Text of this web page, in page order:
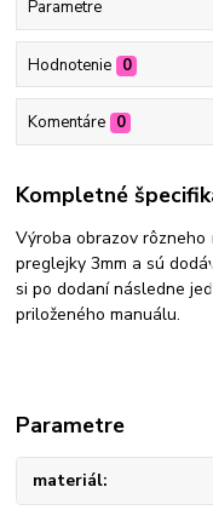
Parametre
Hodnotenie 0
Komentáre 0
Kompletné
Výroba obrazov rôzneho
preglejky 3mm a sú
si po dodaní následne
priloženého manuálu.
Parametre
materiál